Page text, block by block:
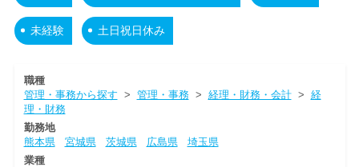
未経験 土日祝日休み
職種
管理・事務から探す > 管理・事務> 経理・財務・会計> 経
理・財務
勤務地
熊本県
宮城県 茨城県 広島県
埼玉県
業種